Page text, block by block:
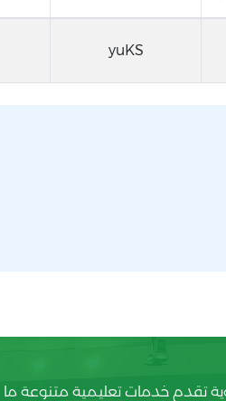
yuKS
تقدم خدمات تعليمية متنوعة ما